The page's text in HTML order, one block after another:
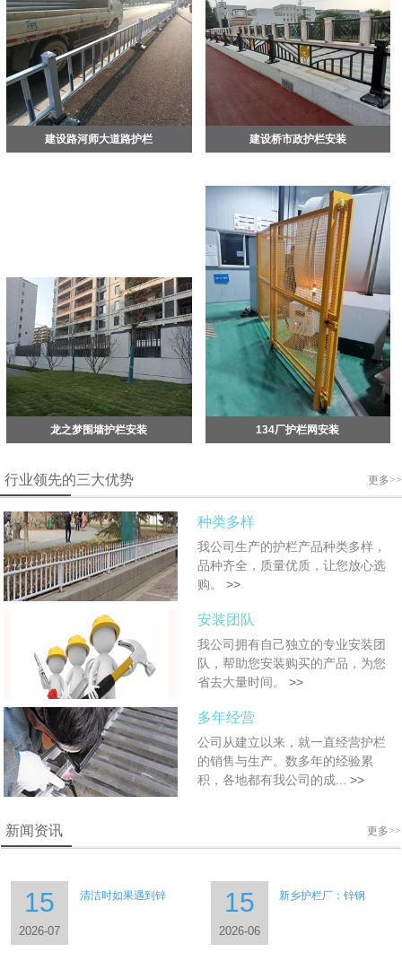
建设路河师大道路护栏 建设桥市政护栏安装
龙之梦围墙护栏安装 134厂护栏网安装
行业领先的三大优势 更多>>
种类多样
我公司生产的护栏产品种类多样，
品种齐全，质量优质，让您放心选
购。 >>
安装团队
我公司拥有自己独立的专业安装团
队，帮助您安装购买的产品，为您
省去大量时间。 >>
多年经营
公司从建立以来，就一直经营护栏
的销售与生产。数多年的经验累
积，各地都有我公司的成... >>
新闻资讯 更多>>
15
2026-07
清洁时如果遇到锌 15
2026-06
新乡护栏厂：锌钢